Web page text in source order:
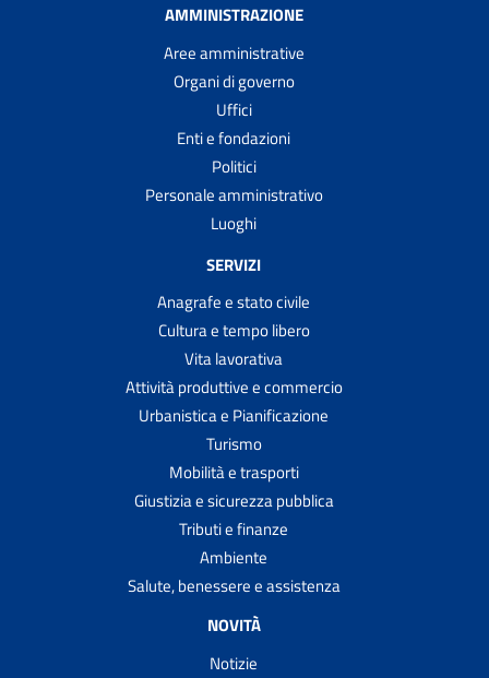
AMMINISTRAZIONE
Aree amministrative
Organi di governo
Uffici
Enti e fondazioni
Politici
Personale amministrativo
Luoghi
SERVIZI
Anagrafe e stato civile
Cultura e tempo libero
Vita lavorativa
Attività produttive e commercio
Urbanistica e Pianificazione
Turismo
Mobilità e trasporti
Giustizia e sicurezza pubblica
Tributi e finanze
Ambiente
Salute, benessere e assistenza
NOVITÀ
Notizie